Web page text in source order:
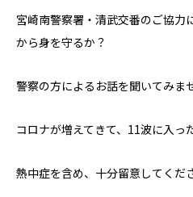
宮崎南警察署・清武交番のご協力
から身を守るか？
警察の方によるお話を聞いてみま
コロナが増えてきて、11波に入っ
熱中症を含め、十分留意してくだ